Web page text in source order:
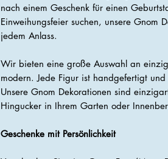
nach einem Geschenk für einen
Einweihungsfeier suchen, unsere Gnom
jedem Anlass.
Wir bieten eine große Auswahl an
modern. Jede Figur ist handgefertigt
Unsere Gnom Dekorationen sind
Hingucker in Ihrem Garten oder
Geschenke mit Persönlichkeit